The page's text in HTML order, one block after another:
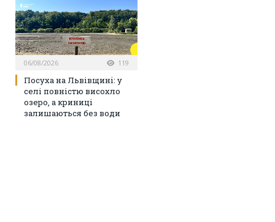
06/08/2026 119
Посуха на Львівщині: у
селі повністю висохло
озеро, а криниці
залишаються без води